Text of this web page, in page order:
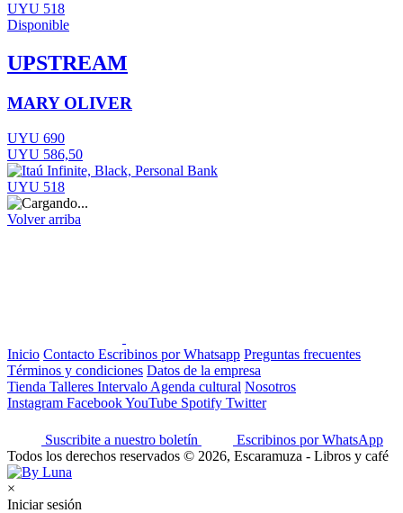
UYU 518
Disponible
UPSTREAM
MARY OLIVER
UYU 690
UYU 586,50
UYU 518
Volver arriba
Inicio Contacto Escribinos por Whatsapp Preguntas frecuentes
Términos y condiciones Datos de la empresa
Tienda Talleres Intervalo Agenda cultural Nosotros
Instagram FacebookYouTube Spotify Twitter
Suscribite a nuestro boletín
Escribinos por WhatsApp
Todos los derechos reservados © 2026, Escaramuza - Libros y café
×
Iniciar sesión